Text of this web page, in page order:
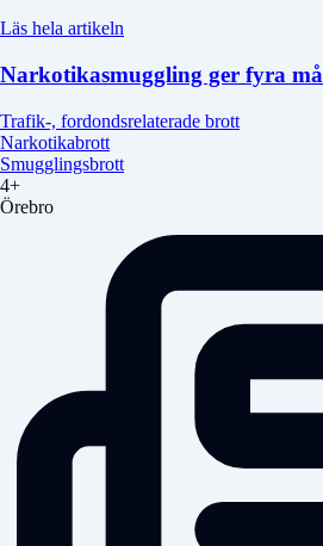
Läs hela artikeln
Narkotikasmuggling ger fyra
Trafik-, fordondsrelaterade brott
Narkotikabrott
Smugglingsbrott
4+
Örebro